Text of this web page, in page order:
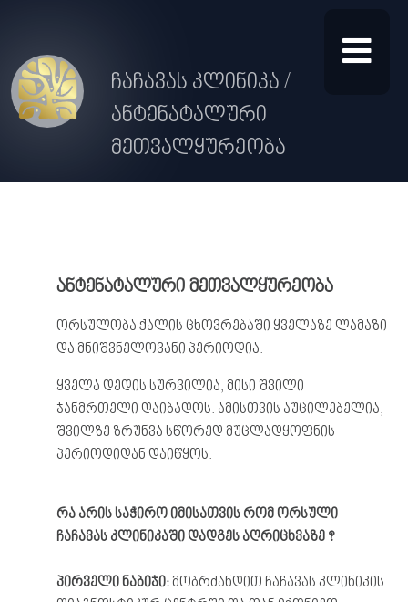
ჩაჩავას კლინიკა /
ანტენატალური
მეთვალყურეობა
ანტენატალური მეთვალყურეობა
ორსულობა ქალის ცხოვრებაში ყველაზე ლამაზი
და მნიშვნელოვანი პერიოდია.
ყველა დედის სურვილია, მისი შვილი
ჯანმრთელი დაიბადოს. ამისთვის აუცილებელია,
შვილზე ზრუნვა სწორედ მუცლადყოფნის
პერიოდიდან დაიწყოს.
რა არისსაჭიროიმისათვის რომორსული
ჩაჩავას კლინიკაში დადგეს აღრიცხვაზე ?
პირველინაბიჯი:მობრძანდით ჩაჩავას კლინიკის